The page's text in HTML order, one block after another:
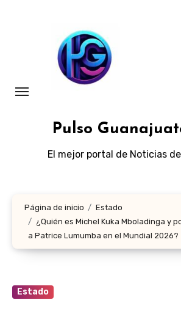
Pulso
El mejor portal de Noticias
Página de inicio
Estado
¿Quién es Michel Kuka Mboladinga y
a Patrice Lumumba en el Mundial 2026?
Estado